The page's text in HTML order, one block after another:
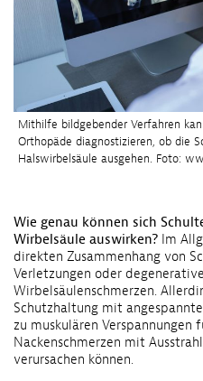
Mithilfe bildgebender Verfahren
Orthopäde diagnostizieren, ob die
Halswirbelsäule ausgehen. Foto:
Wie genau können sich
Wirbelsäule auswirken? Im
direkten Zusammenhang von
Verletzungen oder
Wirbelsäulenschmerzen.
Schutzhaltung mit
zu muskulären Verspannungen
Nackenschmerzen mit
verursachen können.